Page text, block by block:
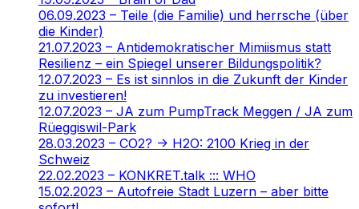
06.09.2023 – Teile (die Familie) und herrsche (über
die Kinder)
21.07.2023 – Antidemokratischer Mimiismus statt
Resilienz – ein Spiegel unserer Bildungspolitik?
12.07.2023 – Es ist sinnlos in die Zukunft der Kinder
zu investieren!
12.07.2023 – JA zum PumpTrack Meggen / JA zum
Rüeggiswil-Park
28.03.2023 – CO2? -> H2O: 2100 Krieg in der
Schweiz
22.02.2023 – KONKRET.talk ::: WHO
15.02.2023 – Autofreie Stadt Luzern – aber bitte